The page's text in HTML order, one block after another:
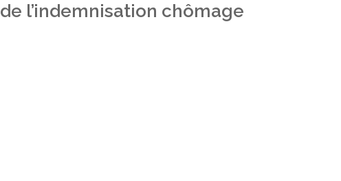
l’indemnisation chômage